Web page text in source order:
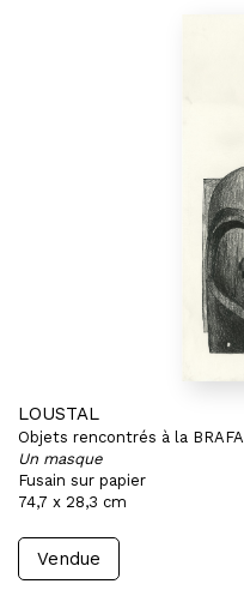
LOUSTAL
Objets rencontrés à la BRAFA
Un masque
Fusain sur papier
74,7 x 28,3 cm
Vendue